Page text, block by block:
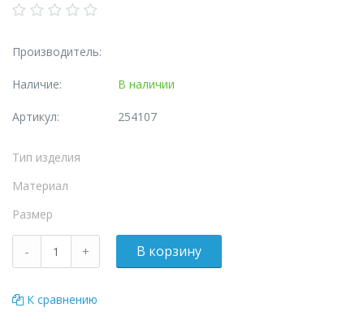
Производитель:
Наличие: В наличии
Артикул: 254107
Тип изделия
Материал
Размер
К сравнению